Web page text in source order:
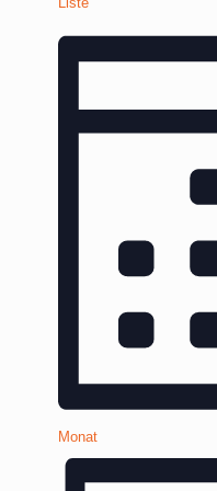
Monat